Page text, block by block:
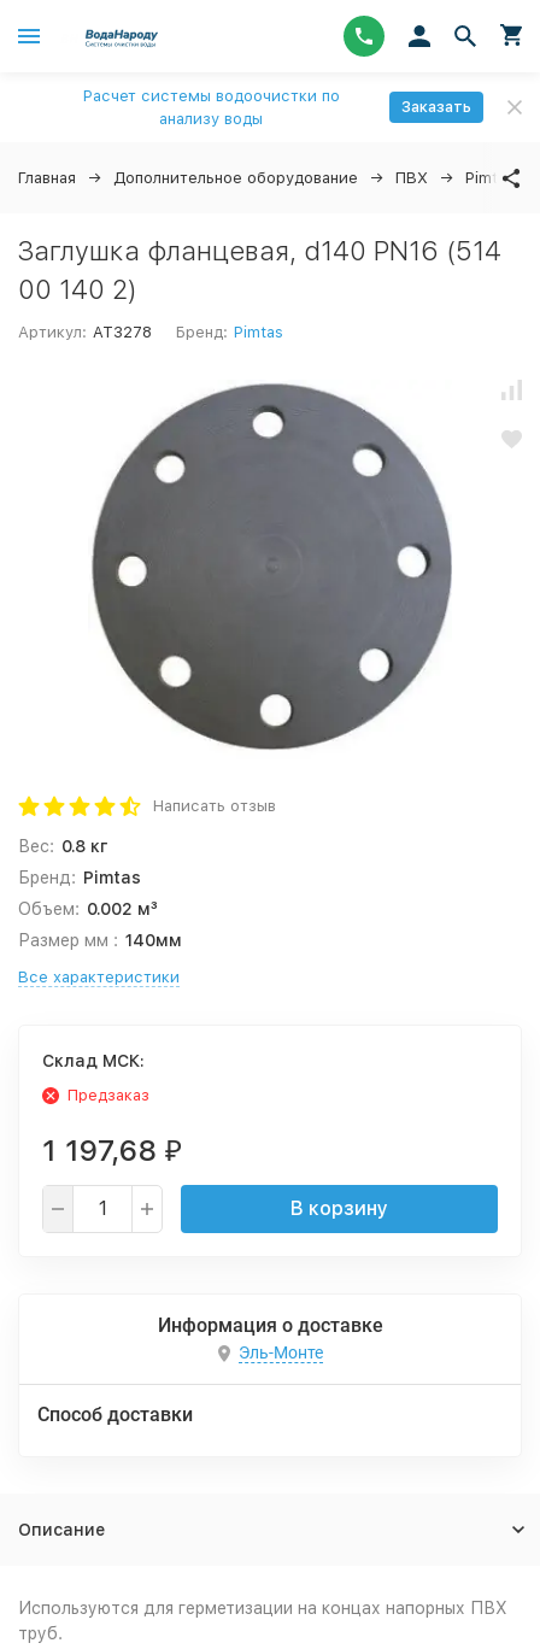
Расчет системы водоочистки по
анализу воды
Заказать
Главная Дополнительное оборудование ПВХ Pimtas
Заглушка фланцевая, d140 PN16 (514
00 140 2)
Артикул: AT3278 Бренд: Pimtas
Написать отзыв
Вес: 0.8 кг
Бренд: Pimtas
Объем: 0.002 м³
Размер мм : 140мм
Все характеристики
Cклад МСК:
Предзаказ
1 197,68 ₽
В корзину
Информация о доставке
Эль-Монте
Способ доставки
Описание
Используются для герметизации на концах напорных ПВХ
труб.